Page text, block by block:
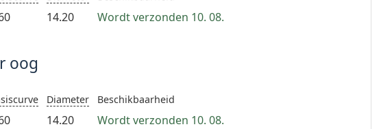
14.20 Wordt verzonden 10. 08.
oog
Diameter
14.20
Beschikbaarheid
Wordt verzonden 10. 08.